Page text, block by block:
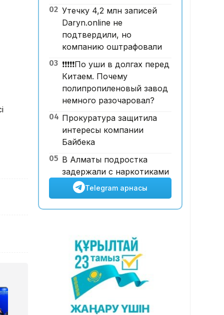
үздік деп танылды
14:32, 05 Тамыз 2026
Құлсарылықтар көпқабатты
тұрғын үйлерде жылан пайда
болғанын айтып, дабыл қағуда
14:24, 05 Тамыз 2026
Түсім өсіп, пайда жоғалған. Air
Astana НЕГЕ 21 млн доллар
шығынға батты?
02 Утечку 4,2 млн записей
Daryn.online не
подтвердили, но
компанию оштрафовали
03 ❗️❗️❗️❗️❗️По уши в долгах перед
Китаем. Почему
полипропиленовый завод
немного разочаровал?
04 Прокуратура защитила
интересы компании
Байбека
05 В Алматы подростка
задержали с наркотиками
Telegram арнасы